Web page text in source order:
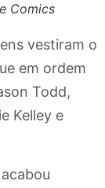
Comics
vestiram o
em ordem
Todd,
Kelley e